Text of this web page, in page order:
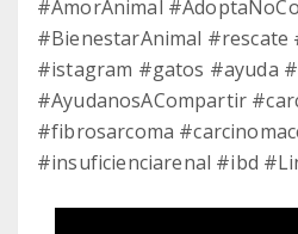
#AmorAnimal
#BienestarAnimal #rescate
#istagram #gatos #ayuda
#AyudanosACompartir
#fibrosarcoma
#insuficienciarenal #ibd